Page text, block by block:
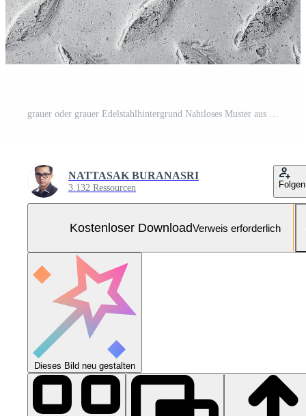
grauer oder grauer Edelstahlhintergrund Nahtloses Muster aus Rosteisenwand oder Tapete in Schwarz-Weiß-Ton oder Monochrom. strukturiertes oder Grunge-Paneel und hartes Materialkonzept. Kostenloses Foto
NATTASAK BURANASRI
3.132 Ressourcen Folgen
Kostenloser DownloadVerweis erforderlich
Dieses Bild neu gestalten